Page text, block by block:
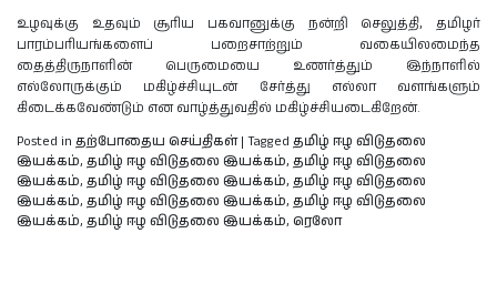
உழவுக்கு உதவும் சூரிய பகவானுக்கு நன்றி செலுத்தி, தமிழர்
பாரம்பரியங்களைப் பறைசாற்றும் வகையிலமைந்த
தைத்திருநாளின் பெருமையை உணர்த்தும் இந்நாளில்
எல்லோருக்கும் மகிழ்ச்சியுடன் சேர்த்து எல்லா வளங்களும்
கிடைக்கவேண்டும் என வாழ்த்துவதில் மகிழ்ச்சியடைகிறேன்.
Posted in தற்போதைய செய்திகள்| Tagged தமிழ் ஈழ விடுதலை
இயக்கம், தமிழ் ஈழ விடுதலை இயக்கம், தமிழ் ஈழ விடுதலை
இயக்கம், தமிழ் ஈழ விடுதலை இயக்கம், தமிழ் ஈழ விடுதலை
இயக்கம், தமிழ் ஈழ விடுதலை இயக்கம், தமிழ் ஈழ விடுதலை
இயக்கம், தமிழ் ஈழ விடுதலை இயக்கம், ரெலோ